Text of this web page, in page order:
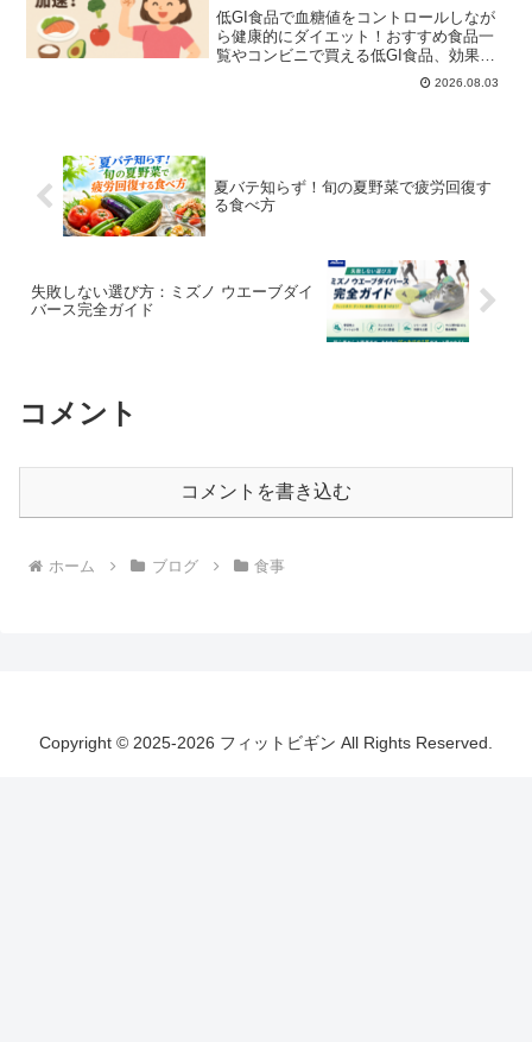
低GI食品で血糖値をコントロールしなが
ら健康的にダイエット！おすすめ食品一
覧やコンビニで買える低GI食品、効果的
な取り入れ方、成功事例まで徹底解説。
食事法やGI値ランキングを知りたい初心
2026.08.03
夏バテ知らず！旬の夏野菜で疲労回復す
る食べ方
失敗しない選び方：ミズノ ウエーブダイ
バース完全ガイド
コメント
コメントを書き込む
ホーム ブログ 食事
Copyright © 2025-2026 フィットビギン All Rights Reserved.